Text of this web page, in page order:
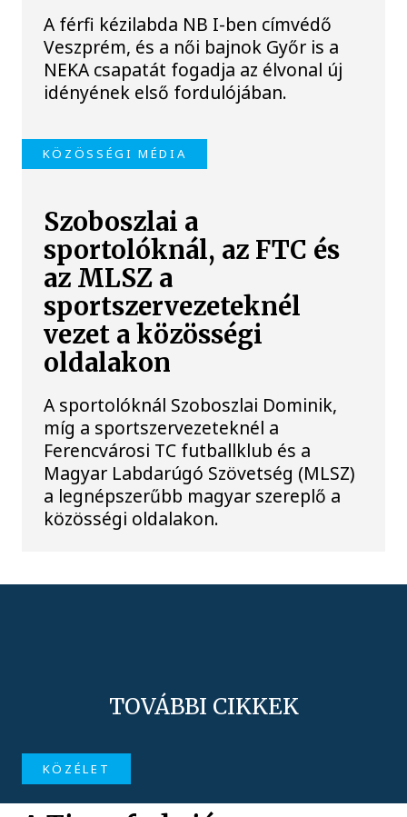
A férfi kézilabda NB I-ben címvédő
Veszprém, és a női bajnok Győr is a
NEKA csapatát fogadja az élvonal új
idényének első fordulójában.
KÖZÖSSÉGI MÉDIA
Szoboszlai a
sportolóknál, az FTC és
az MLSZ a
sportszervezeteknél
vezet a közösségi
oldalakon
A sportolóknál Szoboszlai Dominik,
míg a sportszervezeteknél a
Ferencvárosi TC futballklub és a
Magyar Labdarúgó Szövetség (MLSZ)
a legnépszerűbb magyar szereplő a
közösségi oldalakon.
TOVÁBBI CIKKEK
KÖZÉLET